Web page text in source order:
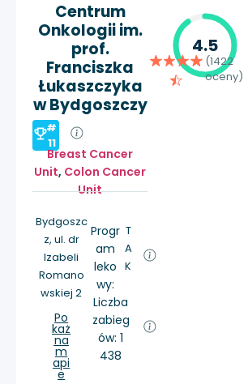
Centrum
Onkologii im.
prof.
Franciszka
Łukaszczyka
w Bydgoszczy
#
11
Breast Cancer
Unit, Colon Cancer
Unit
Bydgoszc
z, ul. dr
Izabeli
Romano
wskiej 2
Po
każ
na
m
api
e
Progr
am
leko
wy:
T
A
K
Liczba
zabieg
ów: 1
438
4.5
(1422
oceny)